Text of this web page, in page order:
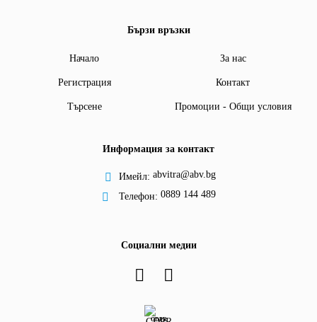
Бързи връзки
Начало За нас
Регистрация Контакт
Търсене Промоции - Общи условия
Информация за контакт
Имейл: abvitra@abv.bg
Телефон: 0889 144 489
Социални медии
GDPR